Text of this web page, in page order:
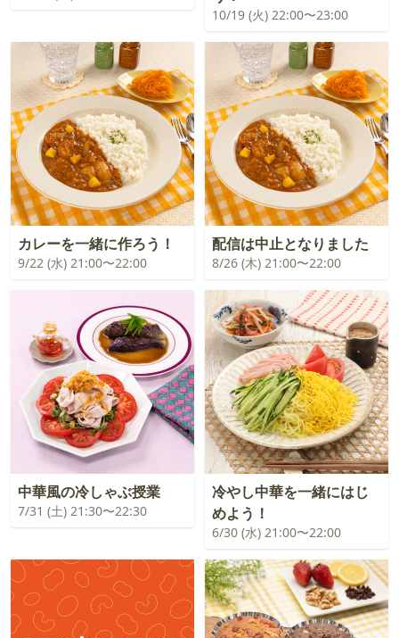
10/19 (火) 22:00〜23:00
カレーを一緒に作ろう！
9/22 (水) 21:00〜22:00
配信は中止となりました
8/26 (木) 21:00〜22:00
中華風の冷しゃぶ授業
7/31 (土) 21:30〜22:30
冷やし中華を一緒にはじ
めよう！
6/30 (水) 21:00〜22:00